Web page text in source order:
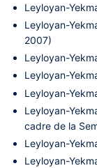
Leyloyan-
Leyloyan-
2007)
Leyloyan-
Leyloyan-
Leyloyan-
Leyloyan-
cadre de la
Leyloyan-
Leyloyan-